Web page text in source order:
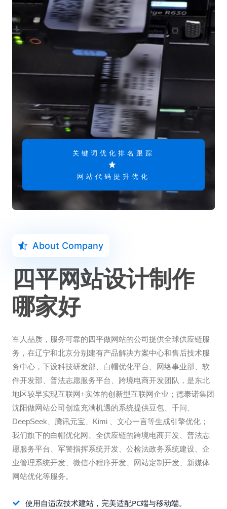
关键词优化排名跟踪
网站代码提升优化
About Company
四平网站设计制作
哪家好
军人品质，服务可靠的四平做网站的公司提供全球供应链服
务，在辽宁和北京分别建有产品解决方案中心和售后技术服
务中心，下设科技研发部、白帽优化平台、网络事业部、软
件开发部、普法志愿服务平台、跨境电商开发团队，是东北
地区较早实现互联网+实体的创新型互联网企业；德泰诺集团
沈阳做网站公司创造充满机遇的系统提供豆包、千问、
DeepSeek、腾讯元宝、Kimi 、文心一言等生成引擎优化；
我们旗下的白帽优化网、全供应链的跨境电商开发、普法志
愿服务平台、军警指挥系统开发、公检法政务系统建设、企
业管理系统开发、微信小程序开发、网站定制开发、新媒体
网站优化等服务。
使用自适应技术建站，完美适配PC端与移动端。